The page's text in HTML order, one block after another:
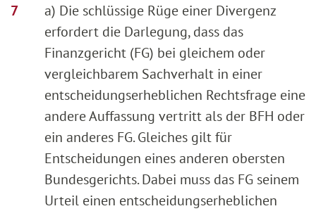
a) Die schlüssige Rüge einer Divergenz
erfordert die Darlegung, dass das
Finanzgericht (FG) bei gleichem oder
vergleichbarem Sachverhalt in einer
entscheidungserheblichen Rechtsfrage eine
andere Auffassung vertritt als der BFH oder
ein anderes FG. Gleiches gilt für
Entscheidungen eines anderen obersten
Bundesgerichts. Dabei muss das FG seinem
Urteil einen entscheidungserheblichen